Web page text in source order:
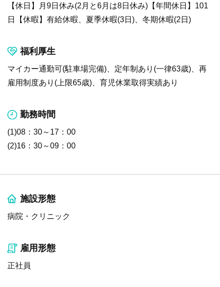
【休日】月9日休み(2月と6月は8日休み)【年間休日】101
日【休暇】有給休暇、夏季休暇(3日)、冬期休暇(2日)
福利厚生
マイカー通勤可(駐車場完備)、定年制あり(一律63歳)、再
雇用制度あり(上限65歳)、育児休業取得実績あり
勤務時間
(1)08：30～17：00
(2)16：30～09：00
施設形態
病院・クリニック
雇用形態
正社員